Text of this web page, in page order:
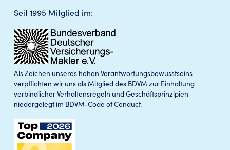
Seit 1995 Mitglied im:
Als Zeichen unseres hohen Verantwortungsbewusstseins
verpflichten wir uns als Mitglied des BDVM zur Einhaltung
verbindlicher Verhaltensregeln und Geschäftsprinzipien –
niedergelegt im BDVM-Code of Conduct.